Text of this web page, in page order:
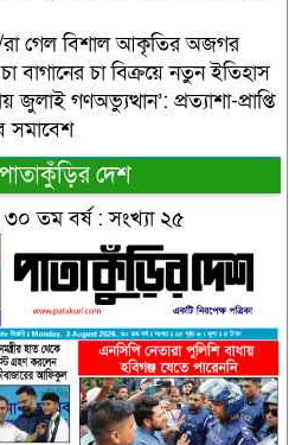
রা গেল বিশাল আকৃতির অজগর
বাগানের চা বিক্রয়ে নতুন ইতিহাস
জুলাই গণঅভ্যুত্থান’: প্রত্যাশা-প্রাপ্তি
সমাবেশ
পাতাকুঁড়ির দেশ
তম বর্ষ : সংখ্যা ২৫